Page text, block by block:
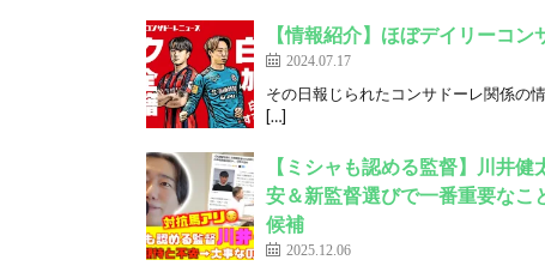
【情報紹介】ほぼデイリーコ
2024.07.17
その日報じられたコンサドーレ関係の
[…]
【ミシャも認める監督】川井
安＆新監督選びで一番重要な
候補
2025.12.06